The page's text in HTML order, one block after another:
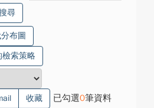
尋
布圖
檢索策略
收藏 已勾選0筆資料